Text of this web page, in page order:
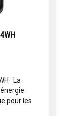
La
pour les